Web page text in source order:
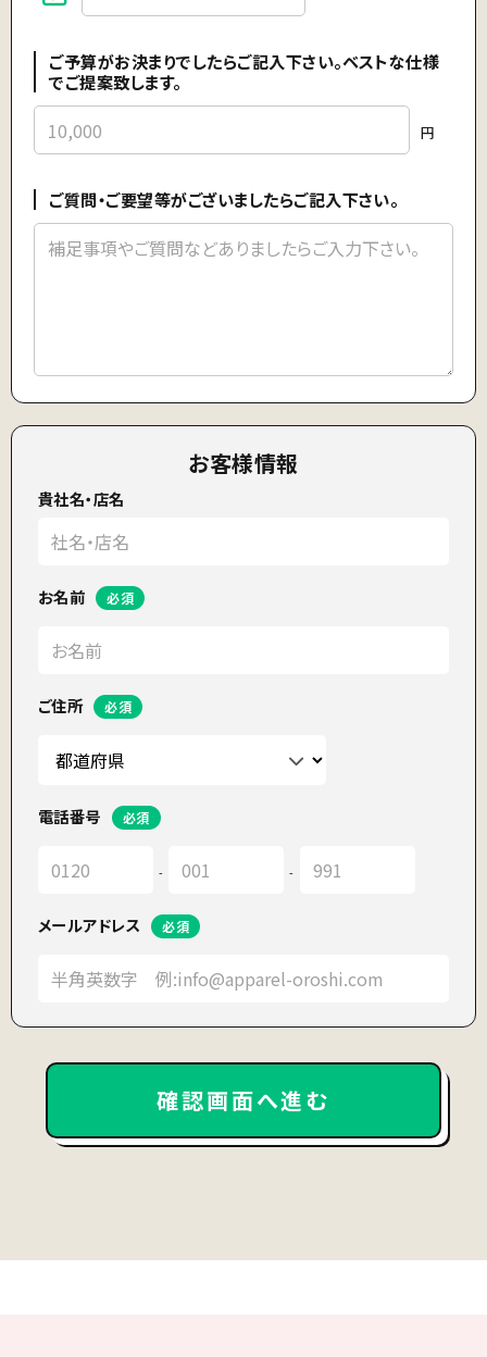
ご予算がお決まりでしたらご記入下さい。ベストな仕様
でご提案致します。
円
ご質問・ご要望等がございましたらご記入下さい。
お客様情報
貴社名・店名
お名前
ご住所
電話番号
- -
メールアドレス